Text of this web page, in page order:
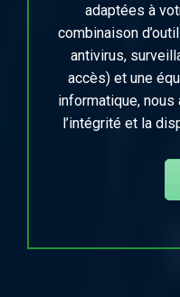
adaptées à
combinaison
antivirus,
accès) et une
informatique,
l’intégrité et la